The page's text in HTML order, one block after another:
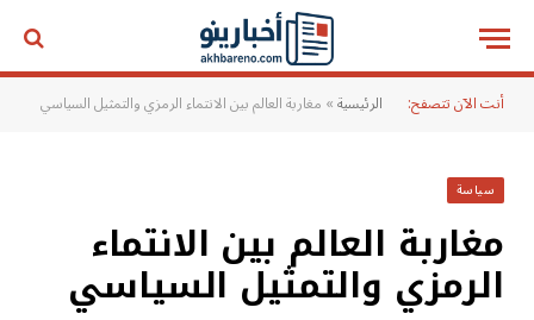
أنت الآن تتصفح: الرئيسية» مغاربة العالم بين الانتماء الرمزي والتمثيل السياسي
سياسة
مغاربة العالم بين الانتماء
الرمزي والتمثيل السياسي